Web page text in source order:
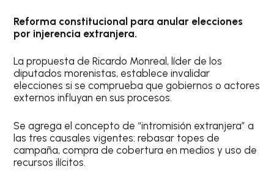
Reforma constitucional para anular elecciones
por injerencia extranjera.
La propuesta de Ricardo Monreal, líder de los
diputados morenistas, establece invalidar
elecciones si se comprueba que gobiernos o actores
externos influyan en sus procesos.
Se agrega el concepto de “intromisión extranjera” a
las tres causales vigentes: rebasar topes de
campaña, compra de cobertura en medios y uso de
recursos ilícitos.